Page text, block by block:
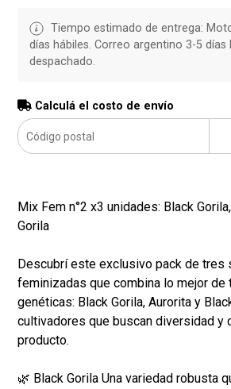
Tiempo estimado de entrega:
días hábiles. Correo argentino 3-5 días
despachado.
Calculá el costo de envío
Mix Fem n°2 x3 unidades: Black
Gorila
Descubrí este exclusivo pack de tres
feminizadas que combina lo mejor de
genéticas: Black Gorila, Aurorita y
cultivadores que buscan diversidad y
producto.
🌿 Black Gorila Una variedad robusta